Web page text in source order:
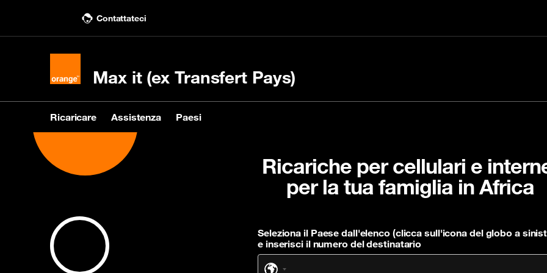
Contattateci
Max it (ex Transfert Pays)
Ricaricare
Ricaricare con un codice
Controllare il mio
prepagato
Assistenza
Consulta le nostre FAQ
Paesi
Ricariche per cellulari e
per la tua famiglia in Africa
Seleziona il Paese dall'elenco (clicca sull'icona del globo a
e inserisci il numero del destinatario
Nessun